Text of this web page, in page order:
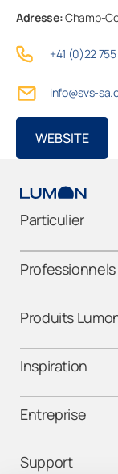
Entreprise
Basel-
Bern
Fribourg
Genève
Luzern
Neuchâtel
Nidwalden
Adresse:Champ-
+41 (0)22
info@svs-
WEBSITE
Particulier
Professionnels
Produits
Inspiration
Entreprise
Support